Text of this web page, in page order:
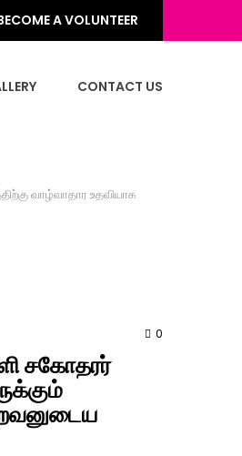
A VOLUNTEER
CONTACT US
வாழ்வாதார உதவியாக
0
சகோதரர்